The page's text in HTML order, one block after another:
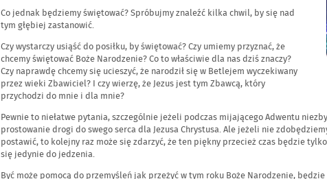
Co jednak będziemy świętować? Spróbujmy znaleźć kilka chwil, by się nad
tym głębiej zastanowić.
Czy wystarczy usiąść do posiłku, by świętować? Czy umiemy przyznać, że
chcemy świętować Boże Narodzenie? Co to właściwie dla nas dziś znaczy?
Czy naprawdę chcemy się ucieszyć, że narodził się w Betlejem wyczekiwany
przez wieki Zbawiciel? I czy wierzę, że Jezus jest tym Zbawcą, który
przychodzi do mnie i dla mnie?
Pewnie to niełatwe pytania, szczególnie jeżeli podczas mijającego Adwentu
prostowanie drogi do swego serca dla Jezusa Chrystusa. Ale jeżeli nie
postawić, to kolejny raz może się zdarzyć, że ten piękny przecież czas będzie
się jedynie do jedzenia.
Być może pomocą do przemyśleń jak przeżyć w tym roku Boże Narodzenie,